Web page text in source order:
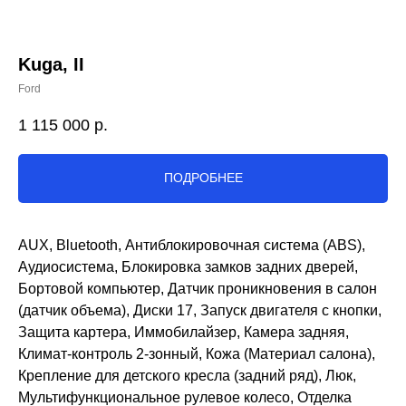
Kuga, II
Ford
1 115 000 р.
ПОДРОБНЕЕ
AUX, Bluetooth, Антиблокировочная система (ABS),
Аудиосистема, Блокировка замков задних дверей,
Бортовой компьютер, Датчик проникновения в салон
(датчик объема), Диски 17, Запуск двигателя с кнопки,
Защита картера, Иммобилайзер, Камера задняя,
Климат-контроль 2-зонный, Кожа (Материал салона),
Крепление для детского кресла (задний ряд), Люк,
Мультифункциональное рулевое колесо, Отделка